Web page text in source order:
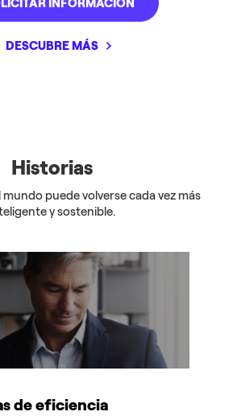
DESCUBRE MÁS
Historias
puede volverse cada vez más
y sostenible.
de eficiencia